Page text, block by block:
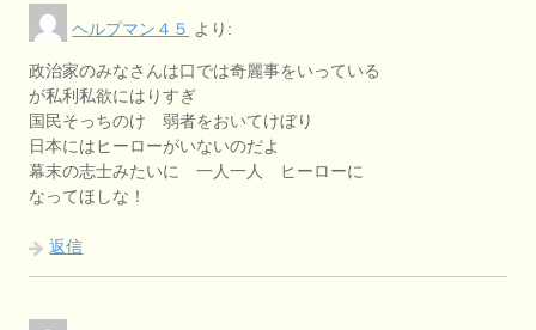
ヘルプマン４５ より:
政治家のみなさんは口では奇麗事をいっている
が私利私欲にはりすぎ
国民そっちのけ 弱者をおいてけぼり
日本にはヒーローがいないのだよ
幕末の志士みたいに 一人一人 ヒーローに
なってほしな！
返信